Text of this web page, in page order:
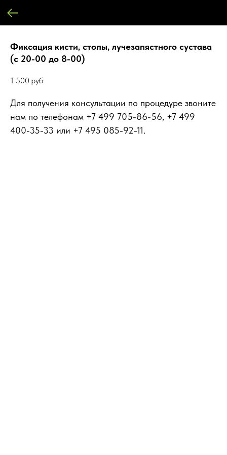
Фиксация кисти, стопы, лучезапястного сустава
(с 20-00 до 8-00)
1 500 руб
Для получения консультации по процедуре звоните
нам по телефонам +7 499 705-86-56, +7 499
400-35-33 или +7 495 085-92-11.